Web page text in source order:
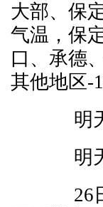
大部、保
气温，保
口、承德
其他地区-
明天
明天
26日